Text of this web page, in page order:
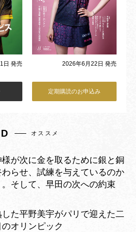
日 発売 2026年6月22日 発売
定期購読のお申込み
オススメ
様が次に金を取るために銀と銅
わらせ、試練を与えているのか
。そして、早田の次への約束
した平野美宇がパリで迎えた二
のオリンピック